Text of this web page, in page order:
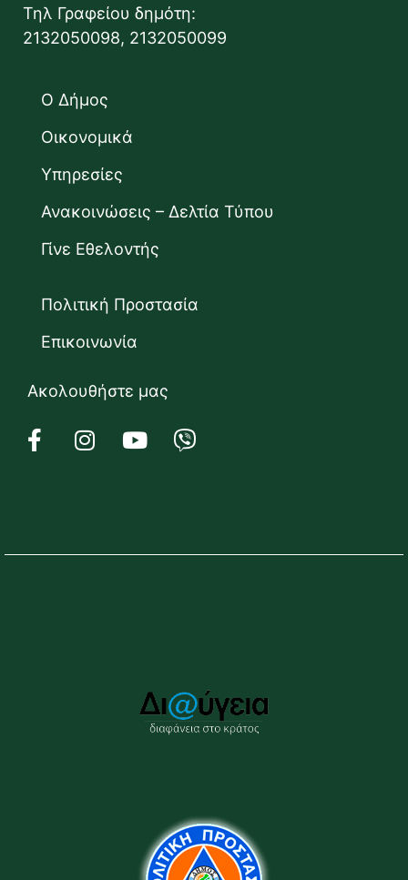
Τηλ Γραφείου δημότη:
2132050098, 2132050099
Ο Δήμος
Οικονομικά
Υπηρεσίες
Ανακοινώσεις – Δελτία Τύπου
Γίνε Εθελοντής
Πολιτική Προστασία
Επικοινωνία
Ακολουθήστε μας